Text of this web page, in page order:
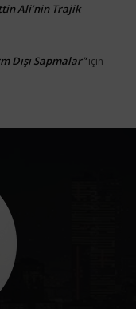
Ali’nin Trajik
Dışı Sapmalar”için